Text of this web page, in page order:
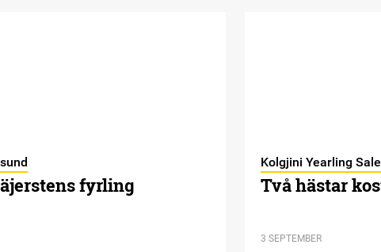
fyrling
Kolgjini Yearling Sale
Två hästar
3 SEPTEMBER